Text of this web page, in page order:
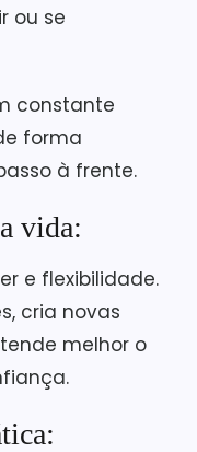
ou se
constante
forma
à frente.
vida:
e flexibilidade.
cria novas
melhor o